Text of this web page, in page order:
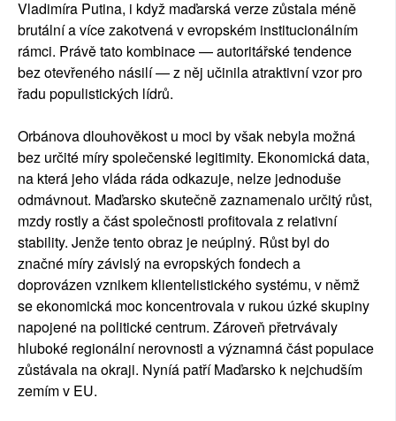
Vladimíra Putina, i když maďarská verze zůstala méně
brutální a více zakotvená v evropském institucionálním
rámci. Právě tato kombinace — autoritářské tendence
bez otevřeného násilí — z něj učinila atraktivní vzor pro
řadu populistických lídrů.
Orbánova dlouhověkost u moci by však nebyla možná
bez určité míry společenské legitimity. Ekonomická data,
na která jeho vláda ráda odkazuje, nelze jednoduše
odmávnout. Maďarsko skutečně zaznamenalo určitý růst,
mzdy rostly a část společnosti profitovala z relativní
stability. Jenže tento obraz je neúplný. Růst byl do
značné míry závislý na evropských fondech a
doprovázen vznikem klientelistického systému, v němž
se ekonomická moc koncentrovala v rukou úzké skupiny
napojené na politické centrum. Zároveň přetrvávaly
hluboké regionální nerovnosti a významná část populace
zůstávala na okraji. Nyníá patří Maďarsko k nejchudším
zemím v EU.